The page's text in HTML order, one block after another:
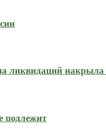
ликвидаций
подлежит